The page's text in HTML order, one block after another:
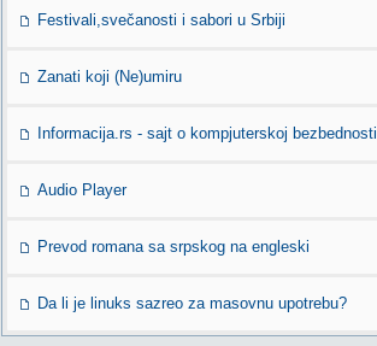
Festivali,svečanosti i sabori u Srbiji
Zanati koji (Ne)umiru
Informacija.rs - sajt o kompjuterskoj bezbednosti
Audio Player
Prevod romana sa srpskog na engleski
Da li je linuks sazreo za masovnu upotrebu?